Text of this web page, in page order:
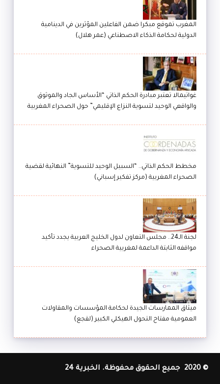
المغرب تموقع مبكرا ضمن الفاعلين المؤثرين في الدينامية
الدولية لحكامة الذكاء الاصطناعي (عمر هلال)
غواتيمالا تعتبر مبادرة الحكم الذاتي “الأساس الجاد والموثوق
والواقعي الوحيد لتسوية النزاع الإقليمي” حول الصحراء المغربية
مخطط الحكم الذاتي.. “السبيل الوحيد للتسوية” النهائية لقضية
الصحراء المغربية (مركز تفكير إسباني)
لجنة الـ24.. مجلس التعاون لدول الخليج العربية يجدد تأكيد
مواقفه الثابتة الداعمة لمغربية الصحراء
ميثاق الممارسات الجيدة لحكامة المؤسسات والمقاولات
العمومية مفتاح التحول الهيكلي الكبير (لقجع)
© 2020 جميع الحقوق محفوظة. الخبرية 24